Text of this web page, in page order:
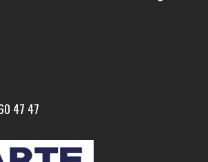
47 47